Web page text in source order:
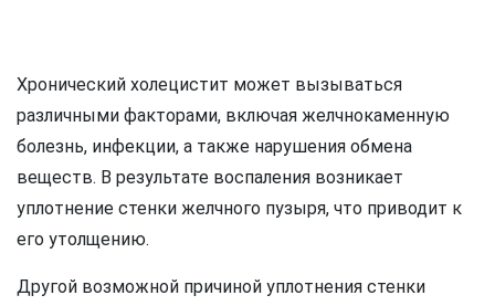
Хронический холецистит может вызываться
различными факторами, включая желчнокаменную
болезнь, инфекции, а также нарушения обмена
веществ. В результате воспаления возникает
уплотнение стенки желчного пузыря, что приводит к
его утолщению.
Другой возможной причиной уплотнения стенки